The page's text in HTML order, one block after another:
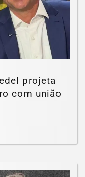
projeta
com união